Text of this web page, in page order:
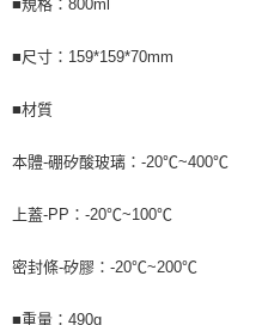
■規格：800ml
■尺寸：159*159*70mm
■材質
本體-硼矽酸玻璃：-20℃~400℃
上蓋-PP：-20℃~100℃
密封條-矽膠：-20℃~200℃
■重量：490g